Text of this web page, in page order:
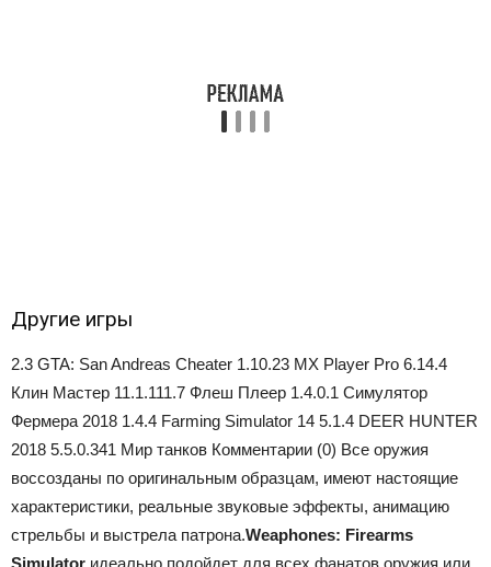
Другие игры
2.3 GTA: San Andreas Cheater 1.10.23 MX Player Pro 6.14.4
Клин Мастер 11.1.111.7 Флеш Плеер 1.4.0.1 Симулятор
Фермера 2018 1.4.4 Farming Simulator 14 5.1.4 DEER HUNTER
2018 5.5.0.341 Мир танков Комментарии (0) Все оружия
воссозданы по оригинальным образцам, имеют настоящие
характеристики, реальные звуковые эффекты, анимацию
стрельбы и выстрела патрона.Weaphones: Firearms
Simulator идеально подойдет для всех фанатов оружия или